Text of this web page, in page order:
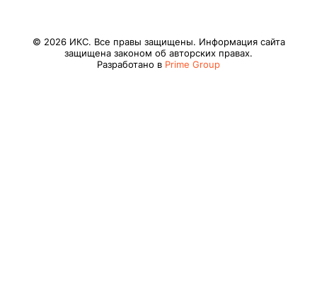
© 2026 ИКС. Все правы защищены. Информация сайта
защищена законом об авторских правах.
Разработано в Prime Group